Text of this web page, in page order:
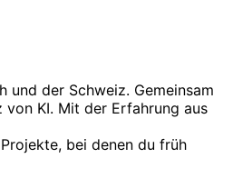
und der Schweiz. Gemeinsam
KI. Mit der Erfahrung aus
bei denen du früh